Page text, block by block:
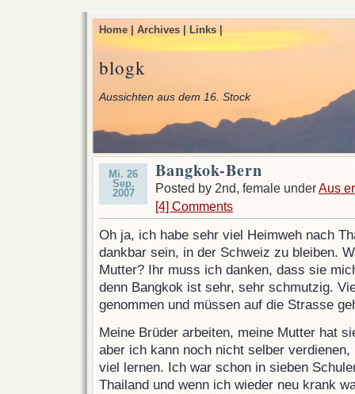
Home | Archives | Links |
blogk
Aussichten aus dem 16. Stock
Mi. 26
Sep.
2007
Bangkok-Bern
Posted by 2nd, female underAus
[4] Comments
Oh ja, ich habe sehr viel Heimweh nach
dankbar sein, in der Schweiz zu bleiben.
Mutter? Ihr muss ich danken, dass sie
denn Bangkok ist sehr, sehr schmutzig.
genommen und müssen auf die Strasse
Meine Brüder arbeiten, meine Mutter hat
aber ich kann noch nicht selber
viel lernen. Ich war schon in sieben
Thailand und wenn ich wieder neu krank